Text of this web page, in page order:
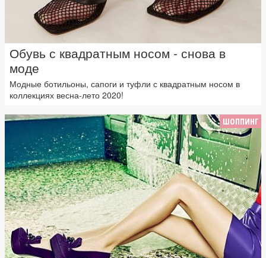
Обувь с квадратным носом - снова в
моде
Модные ботильоны, сапоги и туфли с квадратным носом в
коллекциях весна-лето 2020!
ШОППИНГ